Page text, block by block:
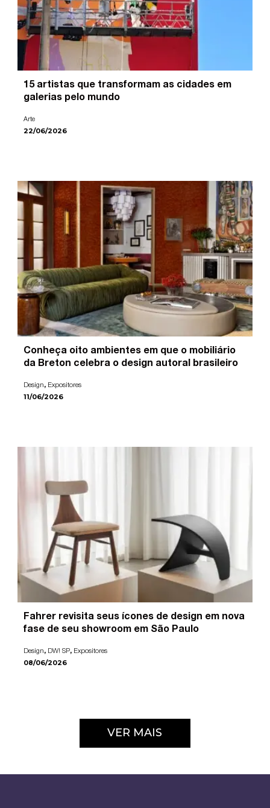
15 artistas que transformam as cidades em
galerias pelo mundo
Arte
22/06/2026
Conheça oito ambientes em que o mobiliário
da Breton celebra o design autoral brasileiro
Design, Expositores
11/06/2026
Fahrer revisita seus ícones de design em nova
fase de seu showroom em São Paulo
Design, DW! SP, Expositores
08/06/2026
VER MAIS